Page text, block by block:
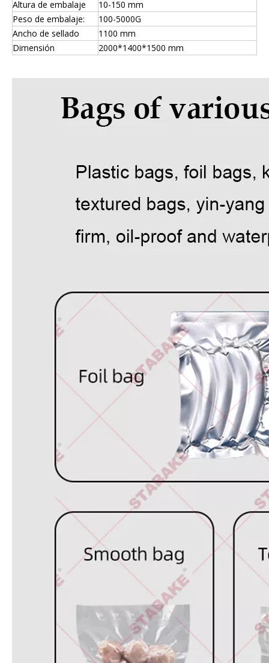
Altura de embalaje
10-150 mm
Peso de embalaje:
100-5000G
Ancho de sellado
1100 mm
Dimensión
2000*1400*1500 mm